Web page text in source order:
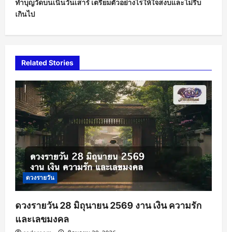
n
a
g
a
t
i
o
n
ทำบุญวัดบนเนินวันเสาร์ เตรียมตัวอย่างไรให้ใจสงบและไม่รีบ
เกินไป
Related Stories
ดวงรายวัน
ดวงรายวัน 28 มิถุนายน 2569 งาน เงิน ความรัก
และเลขมงคล